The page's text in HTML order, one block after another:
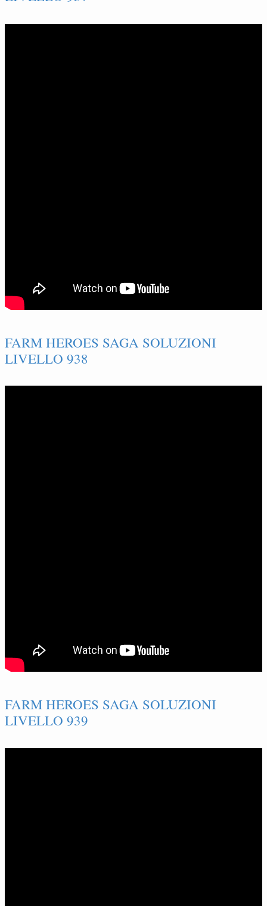
FARM HEROES SAGA SOLUZIONI
LIVELLO 938
FARM HEROES SAGA SOLUZIONI
LIVELLO 939